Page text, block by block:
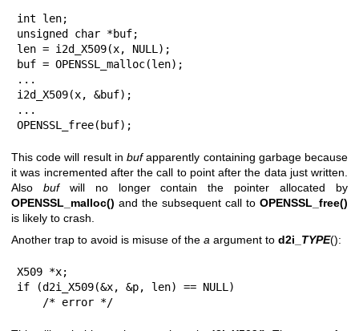
int len;
unsigned char *buf;
len = i2d_X509(x, NULL);
buf = OPENSSL_malloc(len);
...
i2d_X509(x, &buf);
...
OPENSSL_free(buf);
This code will result inbufapparently containing garbage because
it was incremented after the call to point after the data just written.
Also bufwill no longer contain the pointer allocated by
OPENSSL_malloc() and the subsequent call to OPENSSL_free()
is likely to crash.
Another trap to avoid is misuse of the a argument to d2i_ TYPE():
X509 *x;
if (d2i_X509(&x, &p, len) == NULL)
    /* error */